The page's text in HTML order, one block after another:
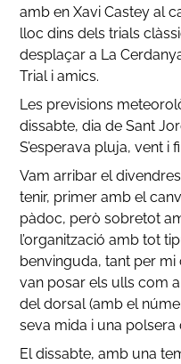
amb en Xavi Castey al
lloc dins dels trials
desplaçar a La
Trial i amics.
Les previsions
dissabte, dia de Sant
S’esperava pluja, vent i
Vam arribar el
tenir, primer amb el
pàdoc, però sobretot
l’organització amb tot
benvinguda, tant per
van posar els ulls com
del dorsal (amb el
seva mida i una polsera
El dissabte, amb una